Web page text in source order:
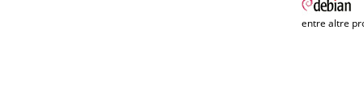
entre altre